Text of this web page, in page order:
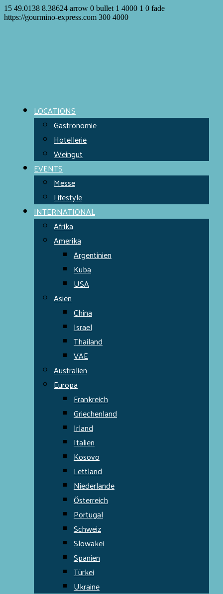
15 49.0138 8.38624 arrow 0 bullet 1 4000 1 0 fade
https://gourmino-express.com 300 4000
LOCATIONS
Gastronomie
Hotellerie
Weingut
EVENTS
Messe
Lifestyle
INTERNATIONAL
Afrika
Amerika
Argentinien
Kuba
USA
Asien
China
Israel
Thailand
VAE
Australien
Europa
Frankreich
Griechenland
Irland
Italien
Kosovo
Lettland
Niederlande
Österreich
Portugal
Schweiz
Slowakei
Spanien
Türkei
Ukraine